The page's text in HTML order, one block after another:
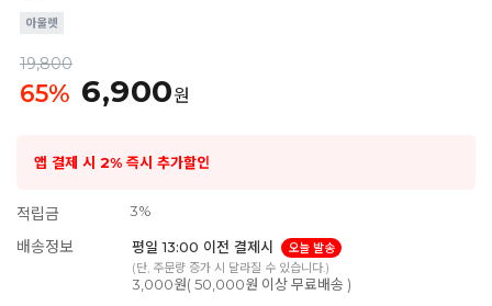
19,800
65% 6,900원
앱 결제 시 2% 즉시 추가할인
적립금 3%
배송정보 평일 13:00 이전 결제시
오늘 발송
(단, 주문량 증가 시 달라질 수 있습니다.)
3,000원( 50,000원 이상 무료배송 )